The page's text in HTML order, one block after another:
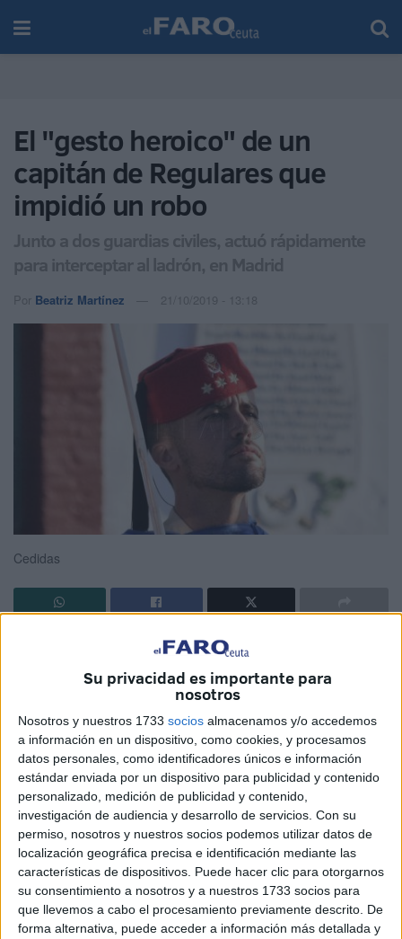
Su privacidad es importante para
nosotros
Nosotros y nuestros 1733 socios almacenamos y/o accedemos
a información en un dispositivo, como cookies, y procesamos
datos personales, como identificadores únicos e información
estándar enviada por un dispositivo para publicidad y contenido
personalizado, medición de publicidad y contenido,
investigación de audiencia y desarrollo de servicios. Con su
permiso, nosotros y nuestros socios podemos utilizar datos de
localización geográfica precisa e identificación mediante las
características de dispositivos. Puede hacer clic para otorgarnos
su consentimiento a nosotros y a nuestros 1733 socios para
que llevemos a cabo el procesamiento previamente descrito. De
forma alternativa, puede acceder a información más detallada y
El "gesto heroico" de un
capitán de Regulares que
impidió un robo
Junto a dos guardias civiles, actuó rápidamente
para interceptar al ladrón, en Madrid
Por Beatriz Martínez 21/10/2019 - 13:18
Cedidas
La Comandancia General de Ceuta
"gesto heroico" realizado por un capitán
de Regulares
intervenir rápidamente en un robo perpetrado en Madrid,
en donde se encontraba participando en un curso que se
impartía en la Escuela de Guerra.
Los hechos se produjeron el 8 de octubre, cuando el
capitán Pablo Molina salía junto con dos compañeros
guardias civiles del Curso de Observadores de Misiones
de Paz que se celebraba en la Escuela de Guerra del
Ejército de Tierra en Madrid, cuando observaron que un
individuo se acercaba a un padre que estaba sentado con
su hijo en la terraza de un bar.